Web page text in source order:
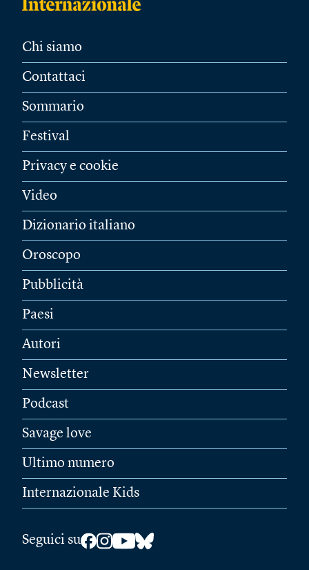
Chi siamo
Contattaci
Sommario
Festival
Privacy e cookie
Video
Dizionario italiano
Oroscopo
Pubblicità
Paesi
Autori
Newsletter
Podcast
Savage love
Ultimo numero
Internazionale Kids
Seguici su